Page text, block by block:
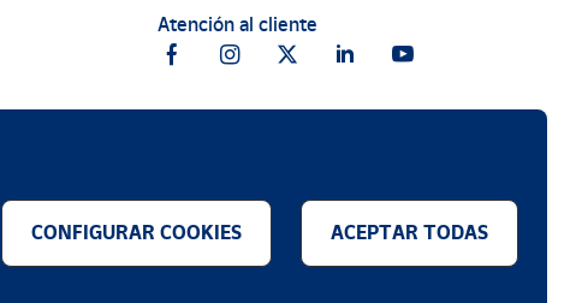
Atención al cliente
.
CONFIGURAR COOKIES ACEPTAR TODAS